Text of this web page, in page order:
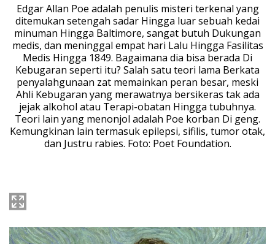
Edgar Allan Poe adalah penulis misteri terkenal yang
ditemukan setengah sadar Hingga luar sebuah kedai
minuman Hingga Baltimore, sangat butuh Dukungan
medis, dan meninggal empat hari Lalu Hingga Fasilitas
Medis Hingga 1849. Bagaimana dia bisa berada Di
Kebugaran seperti itu? Salah satu teori lama Berkata
penyalahgunaan zat memainkan peran besar, meski
Ahli Kebugaran yang merawatnya bersikeras tak ada
jejak alkohol atau Terapi-obatan Hingga tubuhnya.
Teori lain yang menonjol adalah Poe korban Di geng.
Kemungkinan lain termasuk epilepsi, sifilis, tumor otak,
dan Justru rabies. Foto: Poet Foundation.